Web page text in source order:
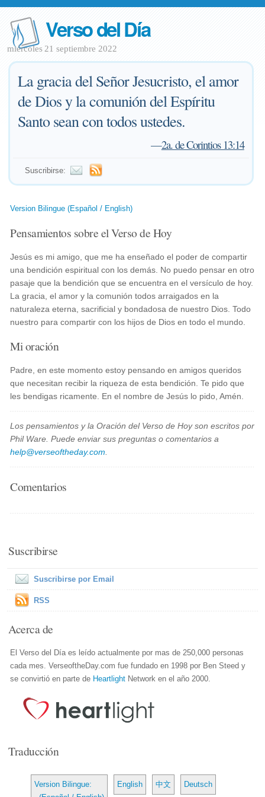
Verso del Día
miércoles 21 septiembre 2022
La gracia del Señor Jesucristo, el amor
de Dios y la comunión del Espíritu
Santo sean con todos ustedes.
—2a. de Corintios 13:14
Suscribirse:
Version Bilingue (Español / English)
Pensamientos sobre el Verso de Hoy
Jesús es mi amigo, que me ha enseñado el poder de compartir
una bendición espiritual con los demás. No puedo pensar en otro
pasaje que la bendición que se encuentra en el versículo de hoy.
La gracia, el amor y la comunión todos arraigados en la
naturaleza eterna, sacrificial y bondadosa de nuestro Dios. Todo
nuestro para compartir con los hijos de Dios en todo el mundo.
Mi oración
Padre, en este momento estoy pensando en amigos queridos
que necesitan recibir la riqueza de esta bendición. Te pido que
les bendigas ricamente. En el nombre de Jesús lo pido, Amén.
Los pensamientos y la Oración del Verso de Hoy son escritos por
Phil Ware. Puede enviar sus preguntas o comentarios a
help@verseoftheday.com
Comentarios
Suscribirse
Suscribirse por Email
RSS
Acerca de
El Verso del Día es leído actualmente por mas de 250,000 personas
cada mes. VerseoftheDay.com fue fundado en 1998 por Ben Steed y
se convirtió en parte de Heartlight Network en el año 2000.
Traducción
Version Bilingue:
English 中文 Deutsch